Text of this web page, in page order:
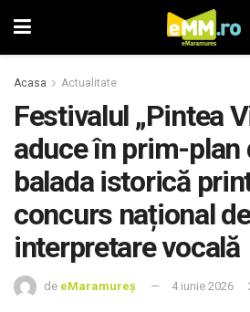
Acasa Actualitate
Festivalul „Pintea
aduce în prim-plan
balada istorică
concurs național de
interpretare vocală
de eMaramureș 4 iunie 2026